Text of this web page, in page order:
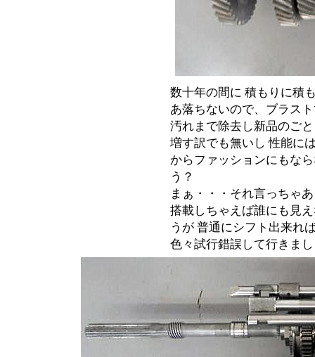
数十年の間に 積もりに積
あ落ちないので、ブラス
汚れまで除去し新品のご
増す訳でも無いし 性能に
からファッションにもな
う？
まぁ・・・それ言っちゃ
搭載しちゃえば誰にも見
うが 普通にシフト出来れ
色々試行錯誤して行きま